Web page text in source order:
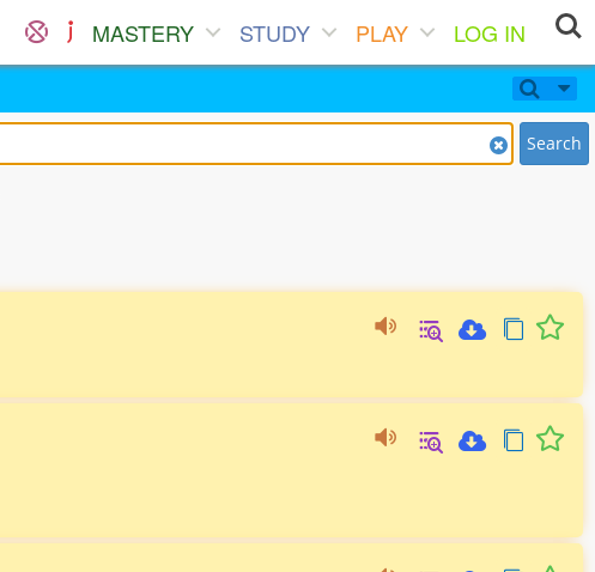
MASTERY STUDY PLAY
LOG IN
Search